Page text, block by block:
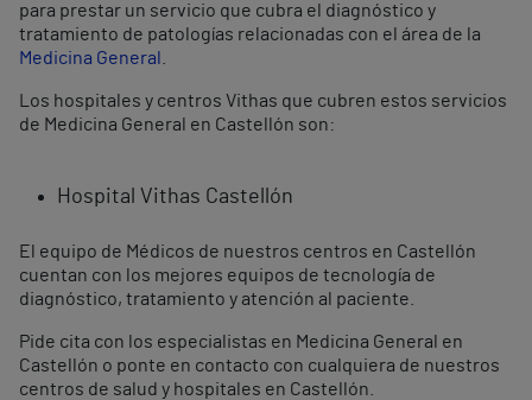
para prestar un servicio que cubra el diagnóstico y
tratamiento de patologías relacionadas con el área de la
Medicina General
Los hospitales y centros Vithas que cubren estos servicios
de Medicina General en Castellón son:
Hospital Vithas Castellón
El equipo de Médicos de nuestros centros en Castellón
cuentan con los mejores equipos de tecnología de
diagnóstico, tratamiento y atención al paciente.
Pide cita con los especialistas en Medicina General en
Castellón o ponte en contacto con cualquiera de nuestros
centros de salud y hospitales en Castellón.